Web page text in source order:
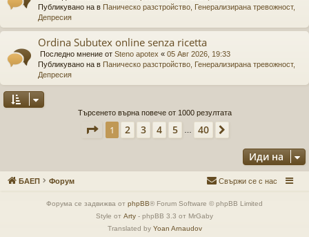
Публикувано на в Паническо разстройство, Генерализирана тревожност,
Депресия
Ordina Subutex online senza ricetta
Последно мнение от Steno apotex « 05 Авг 2026, 19:33
Публикувано на в Паническо разстройство, Генерализирана тревожност,
Депресия
Търсенето върна повече от 1000 резултата
Страница от 40
1 2 3 4 5 40
Иди на
БАЕП Форум Свържи се с нас
Форума се задвижва от phpBB® Forum Software © phpBB Limited
Style от Arty - phpBB 3.3 от MrGaby
Translated by Yoan Arnaudov